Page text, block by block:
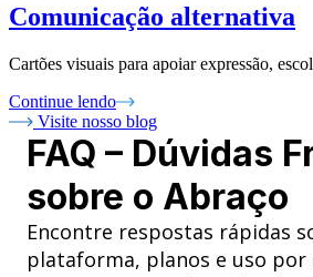
Comunicação alternativa
Cartões visuais para apoiar expressão,
Continue lendo
Visite nosso blog
FAQ – Dúvidas
sobre o Abraço
Encontre respostas rápidas
plataforma, planos e uso por